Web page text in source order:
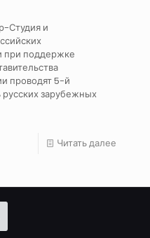
Студия и
при поддержке
проводят 5-й
зарубежных
Читать далее